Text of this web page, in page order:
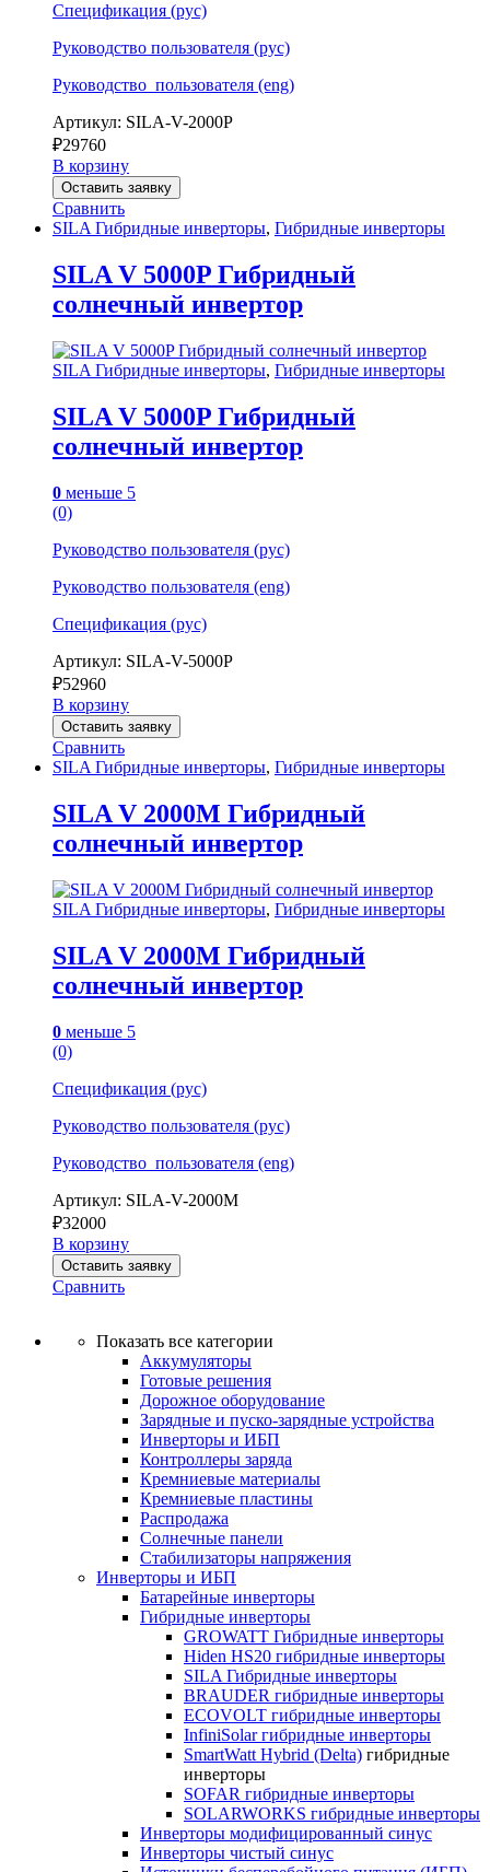
Спецификация (рус)
Руководство пользователя (рус)
Руководство_пользователя (eng)
Артикул: SILA-V-2000P
₽29760
В корзину
Оставить заявку
Сравнить
SILA Гибридные инверторы, Гибридные инверторы
SILA V 5000P Гибридный
солнечный инвертор
SILA Гибридные инверторы, Гибридные инверторы
SILA V 5000P Гибридный
солнечный инвертор
0 меньше 5
(0)
Руководство пользователя (рус)
Руководство пользователя (eng)
Спецификация (рус)
Артикул: SILA-V-5000P
₽52960
В корзину
Оставить заявку
Сравнить
SILA Гибридные инверторы, Гибридные инверторы
SILA V 2000M Гибридный
солнечный инвертор
SILA Гибридные инверторы, Гибридные инверторы
SILA V 2000M Гибридный
солнечный инвертор
0 меньше 5
(0)
Спецификация (рус)
Руководство пользователя (рус)
Руководство_пользователя (eng)
Артикул: SILA-V-2000M
₽32000
В корзину
Оставить заявку
Сравнить
Показать все категории
Аккумуляторы
Готовые решения
Дорожное оборудование
Зарядные и пуско-зарядные устройства
Инверторы и ИБП
Контроллеры заряда
Кремниевые материалы
Кремниевые пластины
Распродажа
Солнечные панели
Стабилизаторы напряжения
Инверторы и ИБП
Батарейные инверторы
Гибридные инверторы
GROWATT Гибридные инверторы
Hiden HS20 гибридные инверторы
SILA Гибридные инверторы
BRAUDER гибридные инверторы
ECOVOLT гибридные инверторы
InfiniSolar гибридные инверторы
SmartWatt Hybrid (Delta) гибридные
инверторы
SOFAR гибридные инверторы
SOLARWORKS гибридные инверторы
Инверторы модифицированный синус
Инверторы чистый синус